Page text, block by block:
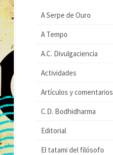
A Serpe de Ouro
A Tempo
A.C. Divulgaciencia
Actividades
Artículos y comentarios
C.D. Bodhidharma
Editorial
El tatami del filósofo